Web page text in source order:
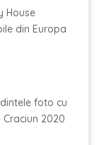
House
din Europa
foto cu
2020